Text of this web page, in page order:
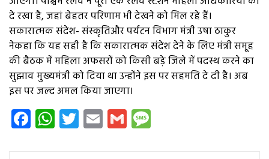
दे रखा है, जहां बेहतर परिणाम भी देखने को मिल रहे हैं।
सकारात्मक संदेश- संस्कृतिऔर पर्यटन विभाग मंत्री उषा ठाकुर
नेकहा कि यह सही है कि सकारात्मक संदेश देने के लिए मंत्री समूह
की बैठक में महिला अफसरों को किसी बड़े जिले में पदस्थ करने का
सुझाव मुख्यमंत्री को दिया था उन्होंने इस पर सहमति दे दी है। अब
इस पर जल्द अमल किया जाएगा।
Facebook
WhatsApp
Twitter
EmailGmail